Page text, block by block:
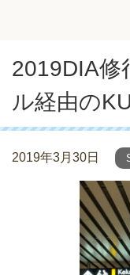
2019DIA修
ル経由の
2019年3月30日